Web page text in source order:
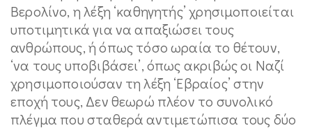
Βερολίνο, η λέξη ‘καθηγητής’ χρησιμοποιείται
υποτιμητικά για να απαξιώσει τους
ανθρώπους, ή όπως τόσο ωραία το θέτουν,
‘να τους υποβιβάσει’, όπως ακριβώς οι Ναζί
χρησιμοποιούσαν τη λέξη ‘Εβραίος’ στην
εποχή τους, Δεν θεωρώ πλέον το συνολικό
πλέγμα που σταθερά αντιμετώπισα τους δύο